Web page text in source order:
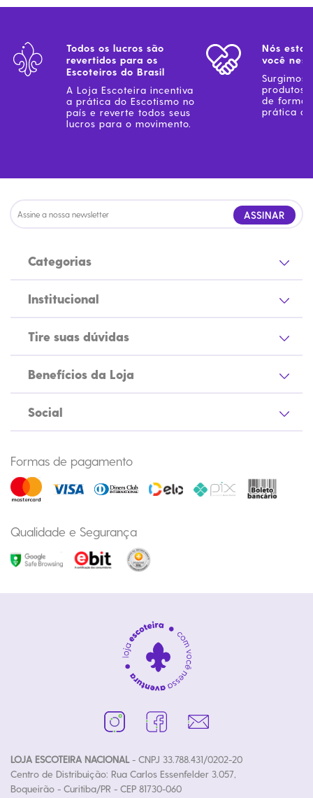
Todos os lucros são
revertidos para os
Escoteiros do Brasil
A Loja Escoteira incentiva
a prática do Escotismo no
país e reverte todos seus
lucros para o movimento.
Nós
você
Surgimos
produtos
de forma
prática
ASSINAR
Categorias
Institucional
Tire suas dúvidas
Benefícios da Loja
Social
Formas de pagamento
Qualidade e Segurança
LOJA ESCOTEIRA NACIONAL- CNPJ 33.788.431/0202-20
Centro de Distribuição: Rua Carlos Essenfelder 3.057,
Boqueirão - Curitiba/PR - CEP 81730-060